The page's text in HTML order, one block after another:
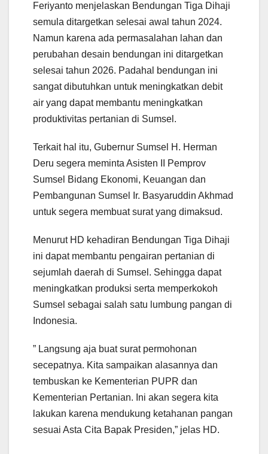
Feriyanto menjelaskan Bendungan Tiga Dihaji
semula ditargetkan selesai awal tahun 2024.
Namun karena ada permasalahan lahan dan
perubahan desain bendungan ini ditargetkan
selesai tahun 2026. Padahal bendungan ini
sangat dibutuhkan untuk meningkatkan debit
air yang dapat membantu meningkatkan
produktivitas pertanian di Sumsel.
Terkait hal itu, Gubernur Sumsel H. Herman
Deru segera meminta Asisten II Pemprov
Sumsel Bidang Ekonomi, Keuangan dan
Pembangunan Sumsel Ir. Basyaruddin Akhmad
untuk segera membuat surat yang dimaksud.
Menurut HD kehadiran Bendungan Tiga Dihaji
ini dapat membantu pengairan pertanian di
sejumlah daerah di Sumsel. Sehingga dapat
meningkatkan produksi serta memperkokoh
Sumsel sebagai salah satu lumbung pangan di
Indonesia.
” Langsung aja buat surat permohonan
secepatnya. Kita sampaikan alasannya dan
tembuskan ke Kementerian PUPR dan
Kementerian Pertanian. Ini akan segera kita
lakukan karena mendukung ketahanan pangan
sesuai Asta Cita Bapak Presiden,” jelas HD.